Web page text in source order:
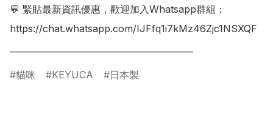
💬 緊貼最新資訊優惠，歡迎加入Whatsapp群組：
https://chat.whatsapp.com/IJFfq1i7kMz46Zjc1NSXQF
貓咪 KEYUCA 日本製